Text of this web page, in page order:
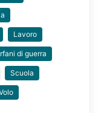
Lavoro
di guerra
Scuola